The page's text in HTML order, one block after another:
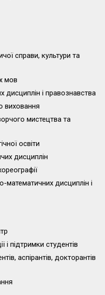
справи, культури та
мов
дисциплін і правознавства
виховання
мистецтва та
освіти
дисциплін
математичних дисциплін і
і підтримки студентів
аспірантів, докторантів